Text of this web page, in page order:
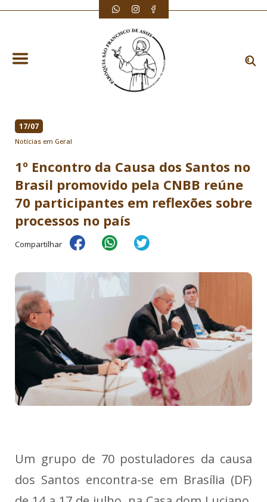
17/07
Notícias em Geral
1º Encontro da Causa dos Santos no
Brasil promovido pela CNBB reúne
70 participantes em reflexões sobre
processos no país
Compartilhar
Um grupo de 70 postuladores da causa
dos Santos encontra-se em Brasília (DF)